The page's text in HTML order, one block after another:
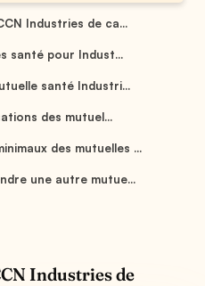
Industries de ca...
santé pour Indust...
santé Industri...
des mutuel...
des mutuelles ...
une autre mutue...
Industries de